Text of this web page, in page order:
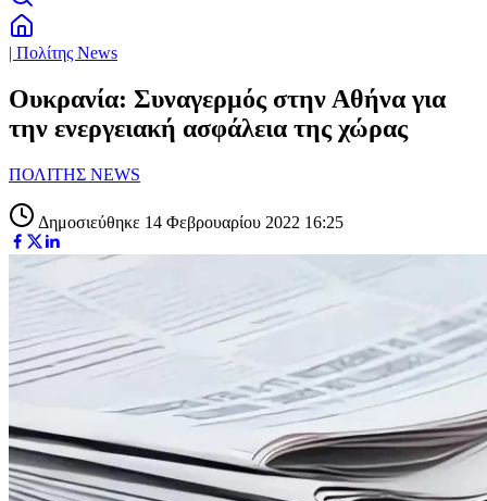
| Πολίτης News
Ουκρανία: Συναγερμός στην Αθήνα για
την ενεργειακή ασφάλεια της χώρας
ΠΟΛΙΤΗΣ NEWS
Δημοσιεύθηκε 14 Φεβρουαρίου 2022 16:25